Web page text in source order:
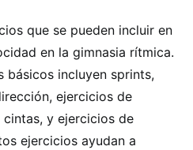
que se pueden incluir en
en la gimnasia rítmica.
básicos incluyen sprints,
ejercicios de
y ejercicios de
ejercicios ayudan a